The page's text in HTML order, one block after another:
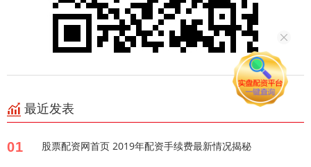
最近发表
01 股票配资网首页 2019年配资手续费最新情况揭秘